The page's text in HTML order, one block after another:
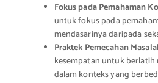
Fokus pada Pemahaman
untuk fokus pada
mendasarinya daripada
Praktek Pemecahan
kesempatan untuk berlatih
dalam konteks yang